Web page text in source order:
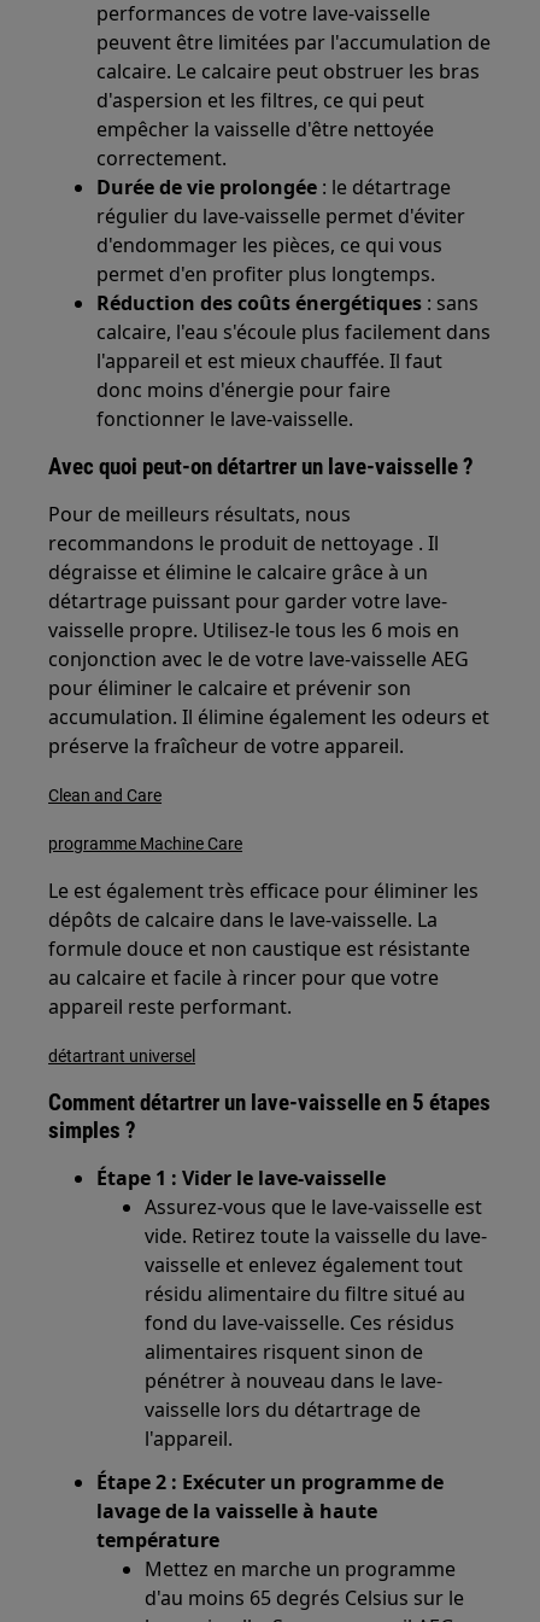
performances de votre lave-vaisselle
peuvent être limitées par l'accumulation de
calcaire. Le calcaire peut obstruer les bras
d'aspersion et les filtres, ce qui peut
empêcher la vaisselle d'être nettoyée
correctement.
Durée de vie prolongée : le détartrage
régulier du lave-vaisselle permet d'éviter
d'endommager les pièces, ce qui vous
permet d'en profiter plus longtemps.
Réduction des coûts énergétiques : sans
calcaire, l'eau s'écoule plus facilement dans
l'appareil et est mieux chauffée. Il faut
donc moins d'énergie pour faire
fonctionner le lave-vaisselle.
Avec quoi peut-on détartrer un lave-vaisselle ?
Pour de meilleurs résultats, nous
recommandons le produit de nettoyage . Il
dégraisse et élimine le calcaire grâce à un
détartrage puissant pour garder votre lave-
vaisselle propre. Utilisez-le tous les 6 mois en
conjonction avec le de votre lave-vaisselle AEG
pour éliminer le calcaire et prévenir son
accumulation. Il élimine également les odeurs et
préserve la fraîcheur de votre appareil.
Clean and Care
programme Machine Care
Le est également très efficace pour éliminer les
dépôts de calcaire dans le lave-vaisselle. La
formule douce et non caustique est résistante
au calcaire et facile à rincer pour que votre
appareil reste performant.
détartrant universel
Comment détartrer un lave-vaisselle en 5 étapes
simples ?
Étape 1 : Vider le lave-vaisselle
Assurez-vous que le lave-vaisselle est
vide. Retirez toute la vaisselle du lave-
vaisselle et enlevez également tout
résidu alimentaire du filtre situé au
fond du lave-vaisselle. Ces résidus
alimentaires risquent sinon de
pénétrer à nouveau dans le lave-
vaisselle lors du détartrage de
l'appareil.
Étape 2 : Exécuter un programme de
lavage de la vaisselle à haute
température
Mettez en marche un programme
d'au moins 65 degrés Celsius sur le